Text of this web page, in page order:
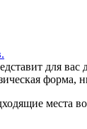
для
форма,
места